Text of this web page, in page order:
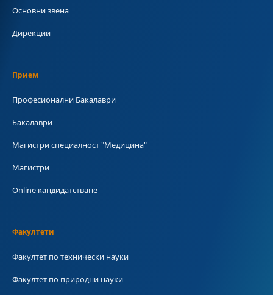
Основни звена
Дирекции
Прием
Професионални Бакалаври
Бакалаври
Магистри специалност "Медицина"
Магистри
Online кандидатстване
Факултети
Факултет по технически науки
Факултет по природни науки